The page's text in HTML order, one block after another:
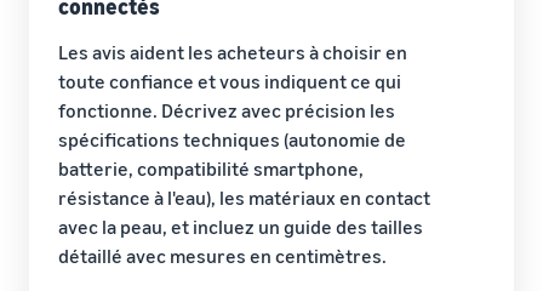
connectés
Les avis aident les acheteurs à choisir en
toute confiance et vous indiquent ce qui
fonctionne. Décrivez avec précision les
spécifications techniques (autonomie de
batterie, compatibilité smartphone,
résistance à l'eau), les matériaux en contact
avec la peau, et incluez un guide des tailles
détaillé avec mesures en centimètres.